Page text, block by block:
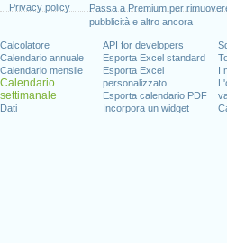
Privacy policy
Passa a Premium per
pubblicità e altro ancora
Calcolatore
Calendario annuale
Calendario mensile
Calendario
settimanale
Dati
API for developers
Esporta Excel standard
Esporta Excel
personalizzato
Esporta calendario PDF
Incorpora un widget
I